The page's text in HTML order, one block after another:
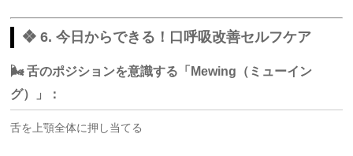
❖ 6. 今日からできる！口呼吸改善セルフケア
🌬 舌のポジションを意識する「Mewing（ミューイン
グ）」：
舌を上顎全体に押し当てる